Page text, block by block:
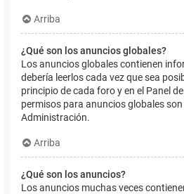
Arriba
¿Qué son los anuncios globales?
Los anuncios globales contienen
debería leerlos cada vez que sea
principio de cada foro y en el Panel
permisos para anuncios globales
Administración.
Arriba
¿Qué son los anuncios?
Los anuncios muchas veces